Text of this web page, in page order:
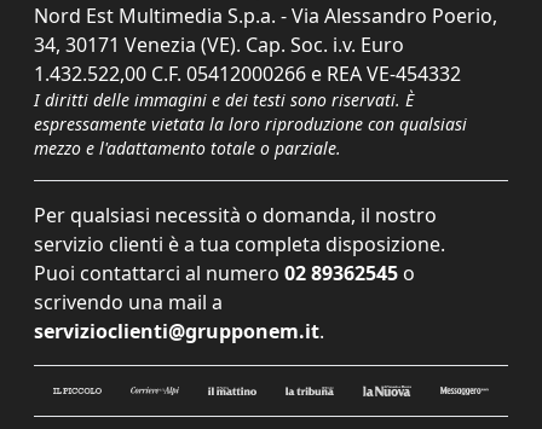
Nord Est Multimedia S.p.a. - Via Alessandro Poerio,
34, 30171 Venezia (VE). Cap. Soc. i.v. Euro
1.432.522,00 C.F. 05412000266 e REA VE-454332
I diritti delle immagini e dei testi sono riservati. È
espressamente vietata la loro riproduzione con qualsiasi
mezzo e l'adattamento totale o parziale.
Per qualsiasi necessità o domanda, il nostro
servizio clienti è a tua completa disposizione.
Puoi contattarci al numero 02 89362545 o
scrivendo una mail a
servizioclienti@grupponem.it.